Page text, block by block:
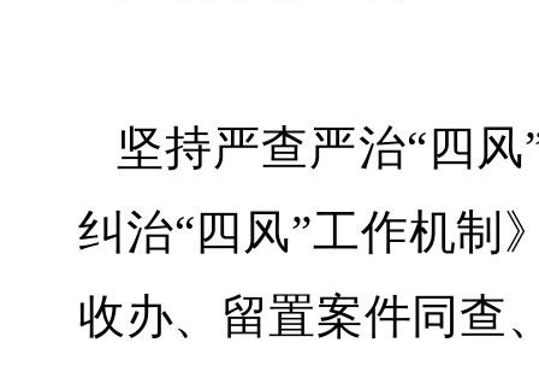
坚持严查严治“四
纠治“四风”工作机制
收办、留置案件同查